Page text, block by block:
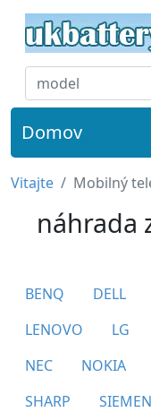
Domov
Vitajte Mobilný
náhrada
BENQ DELL
LENOVO
LG
NEC
NOKIA
SHARP